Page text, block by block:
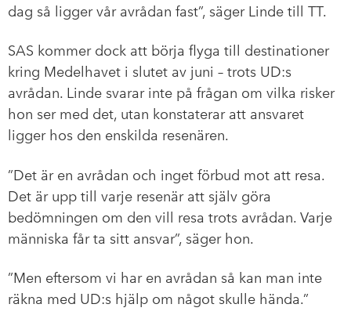
dag så ligger vår avrådan fast”, säger Linde till TT.
SAS kommer dock att börja flyga till destinationer
kring Medelhavet i slutet av juni – trots UD:s
avrådan. Linde svarar inte på frågan om vilka risker
hon ser med det, utan konstaterar att ansvaret
ligger hos den enskilda resenären.
”Det är en avrådan och inget förbud mot att resa.
Det är upp till varje resenär att själv göra
bedömningen om den vill resa trots avrådan. Varje
människa får ta sitt ansvar”, säger hon.
”Men eftersom vi har en avrådan så kan man inte
räkna med UD:s hjälp om något skulle hända.”